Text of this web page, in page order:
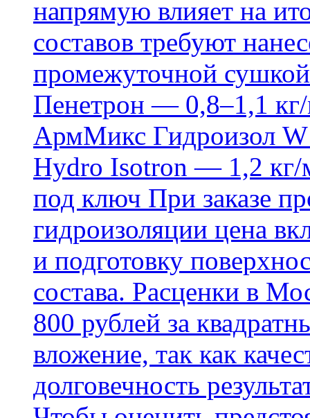
напрямую влияет на
составов требуют
промежуточной
Пенетрон — 0,8–1,1 кг/
АрмМикс Гидроизол
Hydro Isotron — 1,2 кг/
под ключ При заказе
гидроизоляции цена
и подготовку
состава. Расценки в
800 рублей за
вложение, так как
долговечность